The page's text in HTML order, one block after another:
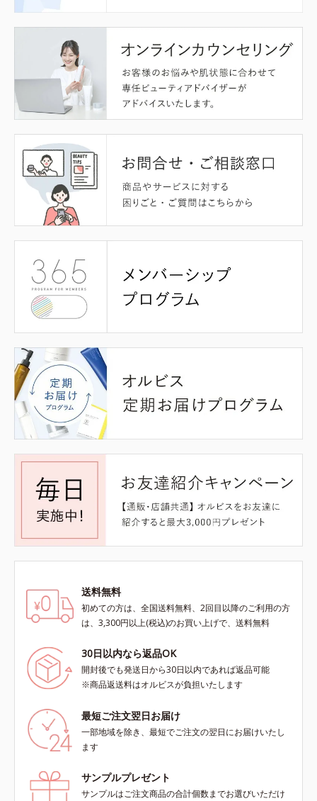
送料無料
初めての方は、全国送料無料、2回目以降のご利用の方
は、3,300円以上(税込)のお買い上げで、送料無料
30日以内なら返品OK
開封後でも発送日から30日以内であれば返品可能
※商品返送料はオルビスが負担いたします
最短ご注文翌日お届け
一部地域を除き、最短でご注文の翌日にお届けいたし
ます
サンプルプレゼント
サンプルはご注文商品の合計個数までお選びいただけ